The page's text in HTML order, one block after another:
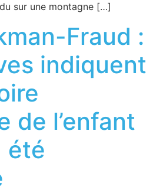
sur une montagne […]
Fraud :
indiquent
de l’enfant
été